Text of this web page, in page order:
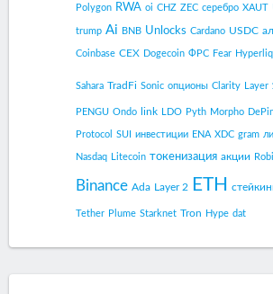
Polygon RWA oi CHZ ZEC серебро XAUT
trump Ai BNB Unlocks Cardano USDC
Coinbase CEX Dogecoin ФРС Fear
Sahara TradFi Sonic опционы Clarity Layer 1
PENGU Ondo link LDO Pyth Morpho
Protocol SUI инвестиции ENA XDC gram
Nasdaq Litecoin токенизация акции
Binance Ada Layer 2 ETH
Tether Plume Starknet Tron Hype dat